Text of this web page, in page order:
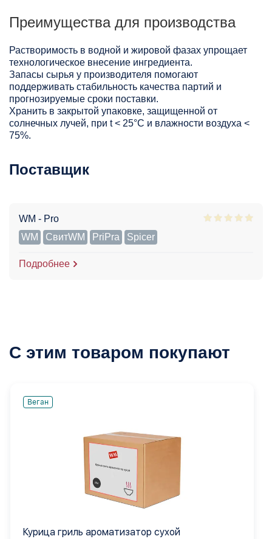
Преимущества для производства
Растворимость в водной и жировой фазах упрощает
технологическое внесение ингредиента.
Запасы сырья у производителя помогают
поддерживать стабильность качества партий и
прогнозируемые сроки поставки.
Хранить в закрытой упаковке, защищенной от
солнечных лучей, при t < 25°С и влажности воздуха <
75%.
Поставщик
WM - Pro
WM
СвитWM PriPra Spicer
Подробнее
С этим товаром покупают
Веган
Курица гриль ароматизатор сухой